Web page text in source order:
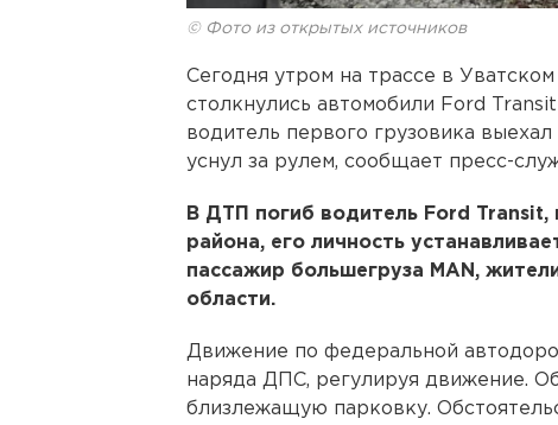
© Фото из открытых источников
Сегодня утром на трассе в
столкнулись автомобили Ford
водитель первого грузовика
уснул за рулем, сообщает пресс-
В ДТП погиб водитель Ford Transit,
района, его личность
пассажир большегруза MAN,
области.
Движение по федеральной
наряда ДПС, регулируя движение.
близлежащую парковку.